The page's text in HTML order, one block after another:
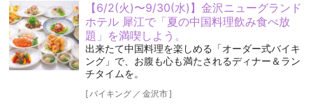
【6/2(火)〜9/30(水)】金沢ニューグランド
ホテル 犀江で「夏の中国料理飲み食べ放
題」を満喫しよう。
出来たて中国料理を楽しめる「オーダー式バイキ
ング」で、お腹も心も満たされるディナー＆ラン
チタイムを。
[バイキング ／ 金沢市]